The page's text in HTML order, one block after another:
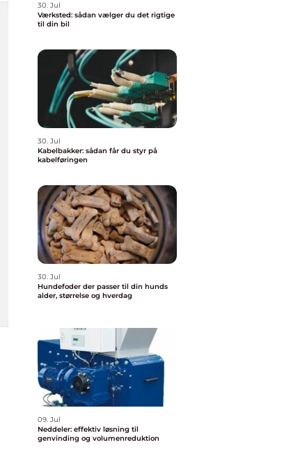
30. Jul
Værksted: sådan vælger du det rigtige
til din bil
30. Jul
Kabelbakker: sådan får du styr på
kabelføringen
30. Jul
Hundefoder der passer til din hunds
alder, størrelse og hverdag
09. Jul
Neddeler: effektiv løsning til
genvinding og volumenreduktion